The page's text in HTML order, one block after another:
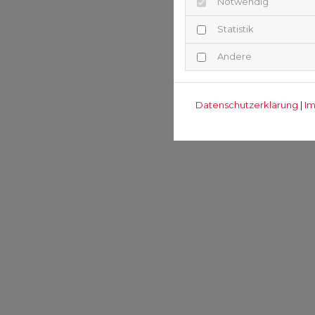
Statistik
Andere
Datenschutzerklärung |